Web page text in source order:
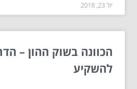
יול 23, 2018
הכוונה בשוק ההון –
להשקיע